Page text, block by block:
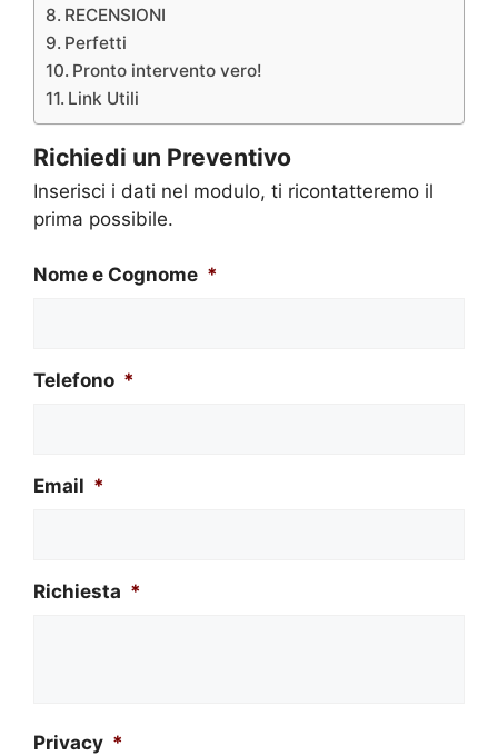
RECENSIONI
Perfetti
Pronto intervento vero!
Link Utili
Richiedi un Preventivo
Inserisci i dati nel modulo, ti ricontatteremo il
prima possibile.
Nome e Cognome *
Telefono *
Email *
Richiesta *
Privacy *